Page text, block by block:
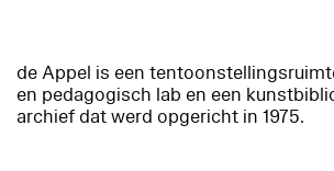
de Appel is een
en pedagogisch lab en een
archief dat werd opgericht in 1975.